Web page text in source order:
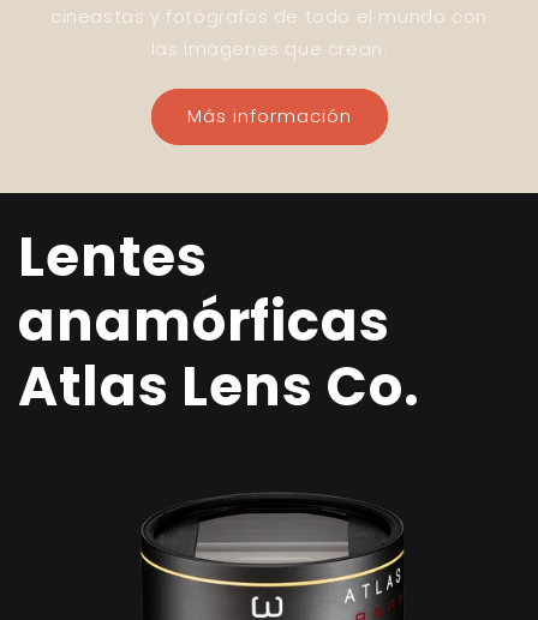
cineastas y fotógrafos de todo el mundo con
las imágenes que crean.
Más información
Lentes
anamórficas
Atlas Lens Co.